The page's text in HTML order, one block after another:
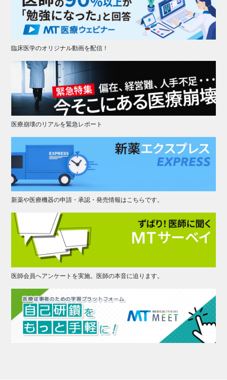
臨床医学のオリジナル動画を配信！
医療崩壊のリアルを緊急レポート
新薬や医療機器の申請・承認・発売情報はこちらです。
医師会員へアンケートを実施。医師の本音に迫ります。